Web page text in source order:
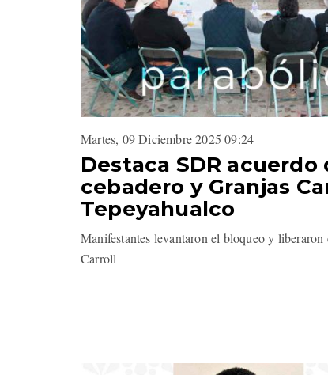
Martes, 09 Diciembre 2025 09:24
Destaca SDR
cebadero y Granjas
Tepeyahualco
Manifestantes levantaron el bloqueo y liberaron
Carroll